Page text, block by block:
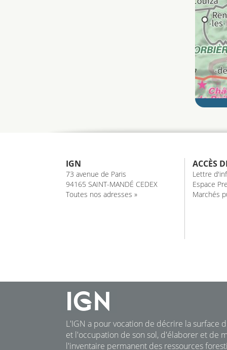
IGN
73 avenue de Paris
94165 SAINT-MANDÉ CEDEX
Toutes nos adresses »
ACCÈS
Lettre
Espace
Marchés
L'IGN a pour vocation de décrire la surface
et l'occupation de son sol, d'élaborer et de
l'inventaire permanent des ressources